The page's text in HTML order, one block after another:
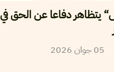
يتظاهر دفاعا عن الحق في
05جوان2026